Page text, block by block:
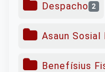
Despacho 2
Asaun Sosial
Benefísius